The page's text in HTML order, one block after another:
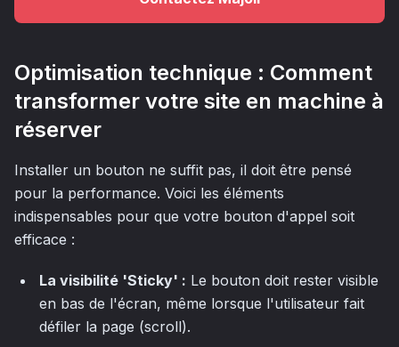
Optimisation technique : Comment
transformer votre site en machine à
réserver
Installer un bouton ne suffit pas, il doit être pensé
pour la performance. Voici les éléments
indispensables pour que votre bouton d'appel soit
efficace :
La visibilité 'Sticky' : Le bouton doit rester visible
en bas de l'écran, même lorsque l'utilisateur fait
défiler la page (scroll).